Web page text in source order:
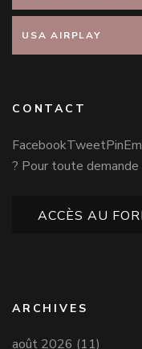
USA AIRPLAY
CONTACT
? Pour toute
ACCÈS AU
ARCHIVES
août 2026 (11)